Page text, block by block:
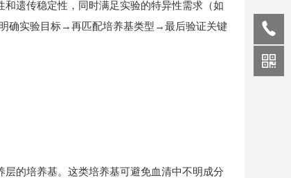
遗传稳定性，同时满足实验的特异性需求（如
确实验目标→再匹配培养基类型→最后验证关键
的培养基。这类培养基可避免血清中不明成分